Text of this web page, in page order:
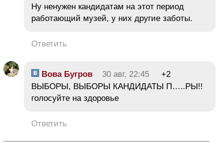
Ну ненужен кандидатам на этот период
работающий музей, у них другие заботы.
Ответить
Вова Бугров 30 авг, 22:45
+2
ВЫБОРЫ, ВЫБОРЫ КАНДИДАТЫ П…..РЫ!!
голосуйте на здоровье
Ответить